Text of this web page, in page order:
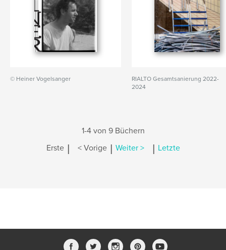
© Heiner Vogelsanger
RIALTO Gesamtsanierung 2022-
2024
1-4 von 9 Büchern
Erste | < Vorige | Weiter > | Letzte